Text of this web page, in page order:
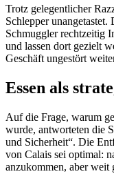
Trotz gelegentlicher
Schlepper unangetastet.
Schmuggler rechtzeitig
und lassen dort gezielt
Geschäft ungestört
Essen als
Auf die Frage, warum
wurde, antworteten die
und Sicherheit“. Die
von Calais sei optimal:
anzukommen, aber weit